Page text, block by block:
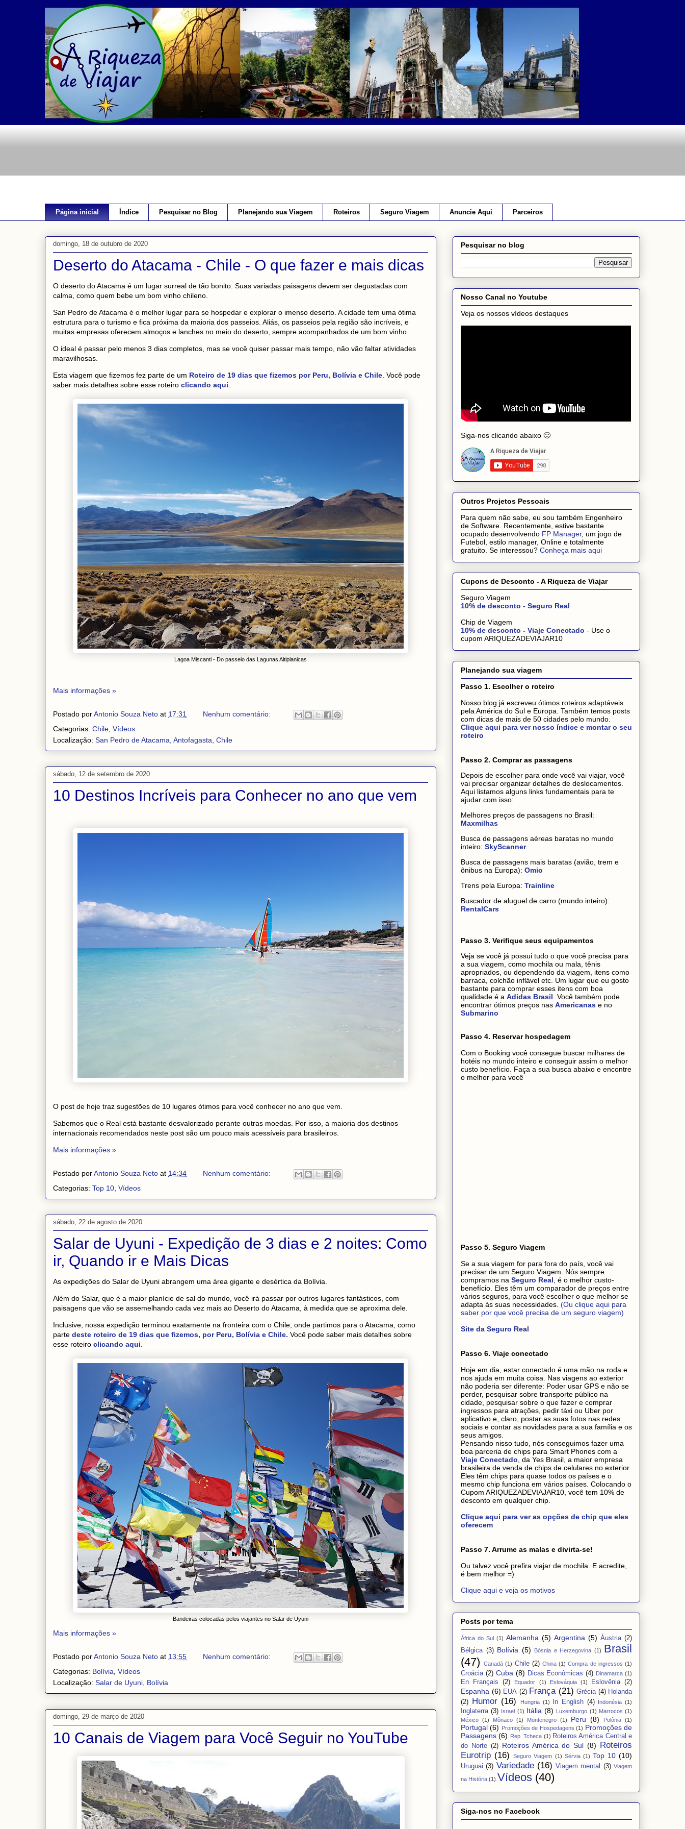
Página inicial Índice Pesquisar no Blog Planejando sua Viagem Roteiros Seguro Viagem Anuncie Aqui Parceiros
domingo, 18 de outubro de 2020
Deserto do Atacama - Chile - O que fazer e mais dicas
O deserto do Atacama é um lugar surreal de tão bonito. Suas variadas paisagens devem ser degustadas com
calma, como quem bebe um bom vinho chileno.
San Pedro de Atacama é o melhor lugar para se hospedar e explorar o imenso deserto. A cidade tem uma ótima
estrutura para o turismo e fica próxima da maioria dos passeios. Aliás, os passeios pela região são incríveis, e
muitas empresas oferecem almoços e lanches no meio do deserto, sempre acompanhados de um bom vinho.
O ideal é passar pelo menos 3 dias completos, mas se você quiser passar mais tempo, não vão faltar atividades
maravilhosas.
Esta viagem que fizemos fez parte de um Roteiro de 19 dias que fizemos por Peru, Bolívia e Chile . Você pode
saber mais detalhes sobre esse roteiro clicando aqui
Lagoa Miscanti - Do passeio das Lagunas Altiplanicas
Mais informações »
Postado porAntonio Souza Neto at 17:31
Nenhum comentário:
Categorias: Chile Vídeos
Localização: San Pedro de Atacama, Antofagasta, Chile
sábado, 12 de setembro de 2020
10 Destinos Incríveis para Conhecer no ano que vem
O post de hoje traz sugestões de 10 lugares ótimos para você conhecer no ano que vem.
Sabemos que o Real está bastante desvalorizado perante outras moedas. Por isso, a maioria dos destinos
internacionais recomendados neste post são um pouco mais acessíveis para brasileiros.
Mais informações »
Postado porAntonio Souza Neto at 14:34
Nenhum comentário:
Categorias: Top 10 Vídeos
sábado, 22 de agosto de 2020
Salar de Uyuni - Expedição de 3 dias e 2 noites: Como
ir, Quando ir e Mais Dicas
As expedições do Salar de Uyuni abrangem uma área gigante e desértica da Bolívia.
Além do Salar, que é a maior planície de sal do mundo, você irá passar por outros lugares fantásticos, com
paisagens que vão se assemelhando cada vez mais ao Deserto do Atacama, à medida que se aproxima dele.
Inclusive, nossa expedição terminou exatamente na fronteira com o Chile, onde partimos para o Atacama, como
parte deste roteiro de 19 dias que fizemos, por Peru, Bolívia e Chile. Você pode saber mais detalhes sobre
esse roteiro clicando aqui
Bandeiras colocadas pelos viajantes no Salar de Uyuni
Mais informações »
Postado porAntonio Souza Neto at 13:55
Nenhum comentário:
Categorias: Bolívia Vídeos
Localização: Salar de Uyuni, Bolívia
domingo, 29 de março de 2020
10 Canais de Viagem para Você Seguir no YouTube
Pesquisar no blog
Nosso Canal no Youtube
Veja os nossos vídeos destaques
Siga-nos clicando abaixo 🙂
Outros Projetos Pessoais
Para quem não sabe, eu sou também Engenheiro
de Software. Recentemente, estive bastante
ocupado desenvolvendo FP Manager, um jogo de
Futebol, estilo manager, Online e totalmente
gratuito. Se interessou? Conheça mais aqui
Cupons de Desconto - A Riqueza de Viajar
Seguro Viagem
10% de desconto - Seguro Real
Chip de Viagem
10% de desconto - Viaje Conectado - Use o
cupom ARIQUEZADEVIAJAR10
Planejando sua viagem
Passo 1. Escolher o roteiro
Nosso blog já escreveu ótimos roteiros adaptáveis
pela América do Sul e Europa. Também temos posts
com dicas de mais de 50 cidades pelo mundo.
Clique aqui para ver nosso índice e montar o seu
roteiro
Passo 2. Comprar as passagens
Depois de escolher para onde você vai viajar, você
vai precisar organizar detalhes de deslocamentos.
Aqui listamos alguns links fundamentais para te
ajudar com isso:
Melhores preços de passagens no Brasil:
Maxmilhas
Busca de passagens aéreas baratas no mundo
inteiro: SkyScanner
Busca de passagens mais baratas (avião, trem e
ônibus na Europa): Omio
Trens pela Europa: Trainline
Buscador de aluguel de carro (mundo inteiro):
RentalCars
Passo 3. Verifique seus equipamentos
Veja se você já possui tudo o que você precisa para
a sua viagem, como mochila ou mala, tênis
apropriados, ou dependendo da viagem, itens como
barraca, colchão inflável etc. Um lugar que eu gosto
bastante para comprar esses itens com boa
qualidade é a Adidas Brasil . Você também pode
encontrar ótimos preços nas Americanas e no
Submarino
Passo 4. Reservar hospedagem
Com o Booking você consegue buscar milhares de
hotéis no mundo inteiro e conseguir assim o melhor
custo benefício. Faça a sua busca abaixo e encontre
o melhor para você
Passo 5. Seguro Viagem
Se a sua viagem for para fora do país, você vai
precisar de um Seguro Viagem. Nós sempre
compramos na Seguro Real , é o melhor custo-
benefício. Eles têm um comparador de preços entre
vários seguros, para você escolher o que melhor se
adapta às suas necessidades. (Ou clique aqui para
saber por que você precisa de um seguro viagem)
Site da Seguro Real
Passo 6. Viaje conectado
Hoje em dia, estar conectado é uma mão na roda e
nos ajuda em muita coisa. Nas viagens ao exterior
não poderia ser diferente: Poder usar GPS e não se
perder, pesquisar sobre transporte público na
cidade, pesquisar sobre o que fazer e comprar
ingressos para atrações, pedir táxi ou Uber por
aplicativo e, claro, postar as suas fotos nas redes
sociais e contar as novidades para a sua família e os
seus amigos.
Pensando nisso tudo, nós conseguimos fazer uma
boa parceria de chips para Smart Phones com a
Viaje Conectado , da Yes Brasil, a maior empresa
brasileira de venda de chips de celulares no exterior.
Eles têm chips para quase todos os países e o
mesmo chip funciona em vários países. Colocando o
Cupom ARIQUEZADEVIAJAR10, você tem 10% de
desconto em qualquer chip.
Clique aqui para ver as opções de chip que eles
oferecem
Passo 7. Arrume as malas e divirta-se!
Ou talvez você prefira viajar de mochila. E acredite,
é bem melhor =)
Clique aqui e veja os motivos
Posts por tema
África do Sul (1) Alemanha (5) Argentina (5) Áustria (2)
Bélgica (3) Bolívia (5) Bósnia e Herzegovina (1) Brasil
(47)
Canadá (1) Chile (2) China (1) Compra de ingressos (1)
Croácia (2) Cuba (8) Dicas Econômicas (4) Dinamarca (1)
En Français (2) Equador (1) Eslováquia (1) Eslovênia (2)
Espanha (6) EUA (2) França (21) Grécia (4) Holanda
(2) Humor (16) Hungria (1) In English (4) Indonésia (1)
Inglaterra (3) Israel (1) Itália (8) Luxemburgo (1) Marrocos (1)
México (1) Mônaco (1) Montenegro (1) Peru (8) Polônia (1)
Portugal (6) Promoções de Hospedagens (1) Promoções de
Passagens (6) Rep. Tcheca (1) Roteiros América Central e
do Norte (2) Roteiros América do Sul (8) Roteiros
Eurotrip (16) Seguro Viagem (1) Sérvia (1) Top 10 (10)
Uruguai (3) Variedade (16) Viagem mental (3) Viagem
na História (1) Vídeos (40)
Siga-nos no Facebook